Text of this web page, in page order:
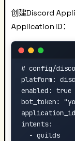
创建Discord
Application ID：
# config/
platform:
enabled: true
bot_token:
intents:
  - guilds